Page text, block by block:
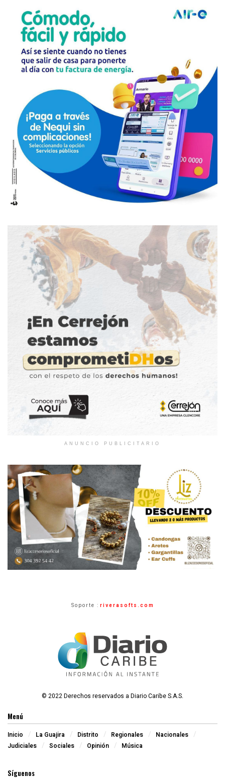
ANUNCIO PUBLICITARIO
Soporte : riverasofts.com
© 2022 Derechos reservados a Diario Caribe S.A.S.
Menú
Inicio La Guajira Distrito Regionales
Nacionales
Judiciales
Sociales Opinión Música
Síguenos